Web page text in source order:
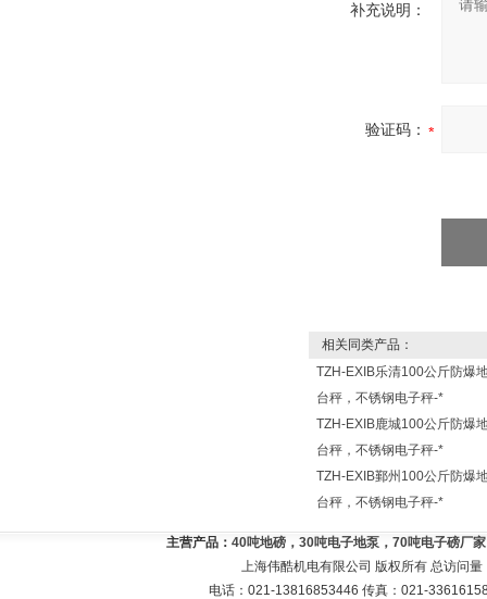
补充说明：
验证码：
相关同类产品：
TZH-EXIB乐清100公斤防爆
台秤，不锈钢电子秤-*
TZH-EXIB鹿城100公斤防爆
台秤，不锈钢电子秤-*
TZH-EXIB鄞州100公斤防爆
台秤，不锈钢电子秤-*
主营产品： 40吨地磅，30吨电子地泵，70吨电子磅厂
上海伟酷机电有限公司 版权所有 总访问量
电话：021-13816853446 传真：021-